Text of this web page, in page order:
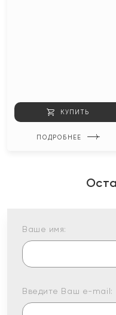
КУПИТЬ
ПОДРОБНЕЕ
Ваше имя:
Введите Ваш e-mail: